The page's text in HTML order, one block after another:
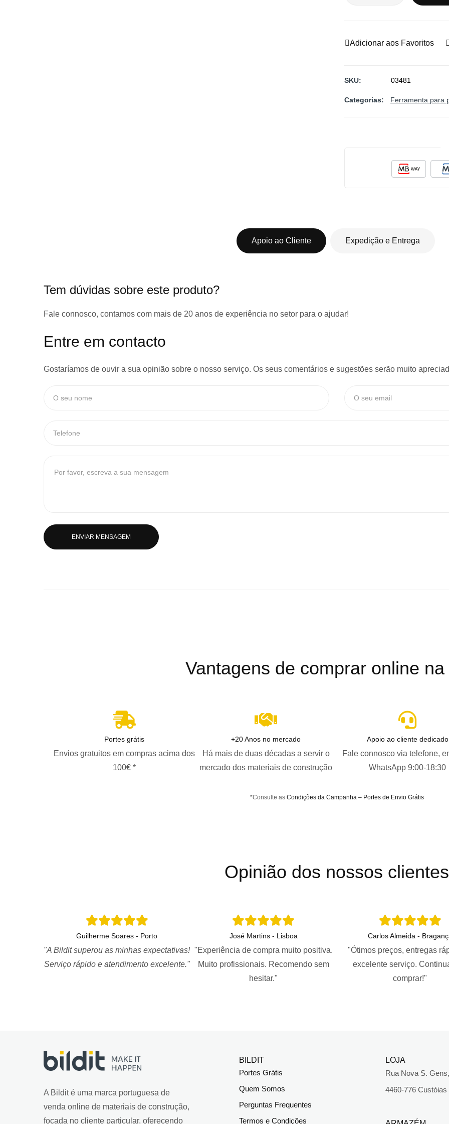
Adicionar aos Favoritos
SKU 03481
Categorias: Ferramenta para
Apoio ao Cliente
Tem dúvidas sobre este produto?
Fale connosco, contamos com mais de 20 anos de experiência no setor para o ajudar!
Entre em contacto
Gostaríamos de ouvir a sua opinião sobre o nosso serviço. Os seus comentários e sugestões serão muito
ENVIAR MENSAGEM
Expedição e Entrega
Vantagens de comprar online
Portes grátis
Envios gratuitos em compras acima dos
100€ *
+20 Anos no mercado
Há mais de duas décadas a servir o
mercado dos materiais de construção
Apoio ao cliente dedicado
Fale connosco via telefone,
WhatsApp 9:00-18:30
*Consulte as Condições da Campanha – Portes de Envio Grátis
Opinião dos nossos clientes
Guilherme Soares - Porto
"A Bildit superou as minhas expectativas!
Serviço rápido e atendimento excelente."
José Martins - Lisboa
"Experiência de compra muito positiva.
Muito profissionais. Recomendo sem
hesitar."
Carlos Almeida -
"Ótimos preços, entregas
excelente serviço.
comprar!"
A Bildit é uma marca portuguesa de
venda online de materiais de construção,
focada no cliente particular, oferecendo
BILDIT
Portes Grátis
Quem Somos
Perguntas Frequentes
Termos e Condições
LOJA
Rua Nova S.
4460-776 Custóias